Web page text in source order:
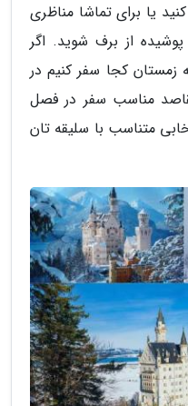
یا برای تماشا مناظری
از برف شوید. اگر
زمستان کجا سفر کنیم در
مناسب سفر در فصل
متناسب با سلیقه تان